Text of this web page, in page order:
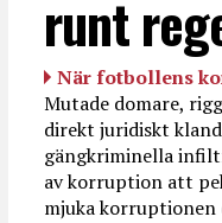
runt
När fotbollens
Mutade domare,
direkt juridiskt
gängkriminella
av korruption att
mjuka